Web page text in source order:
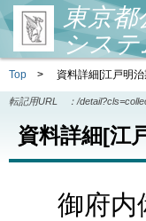
東京
システ
Top > 資料詳細[江戸明
転記用URL ： /
資料詳細[江
御府